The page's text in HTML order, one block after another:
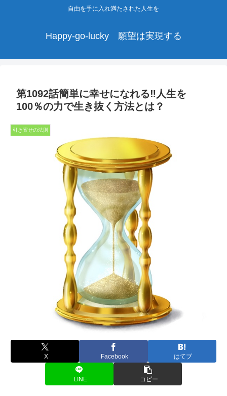
自由を手に入れ満たされた人生を
Happy-go-lucky 願望は実現する
第1092話簡単に幸せになれる‼人生を
100％の力で生き抜く方法とは？
引き寄せの法則
X Facebook はてブ
LINE コピー